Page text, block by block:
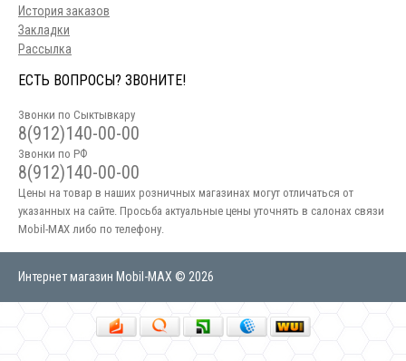
История заказов
Закладки
Рассылка
ЕСТЬ ВОПРОСЫ? ЗВОНИТЕ!
Звонки по Сыктывкару
8(912)140-00-00
Звонки по РФ
8(912)140-00-00
Цены на товар в наших розничных магазинах могут отличаться от
указанных на сайте. Просьба актуальные цены уточнять в салонах связи
Mobil-MAX либо по телефону.
Интернет магазин Mobil-MAX © 2026